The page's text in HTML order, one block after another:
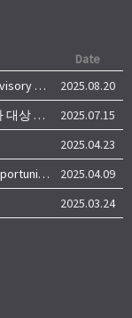
Date
Call for Applications: 2025 Korea Technology Advisory Group (K-TAG)
2025.08.20
과총-한국은행 주관 이공계 분야 석·박사 학위자 대상 서베이
2025.07.15
2025.04.23
i-Drone 2025, Deadline Extended & Exclusive Opportunity to Travel to Korea!
2025.04.09
2025.03.24